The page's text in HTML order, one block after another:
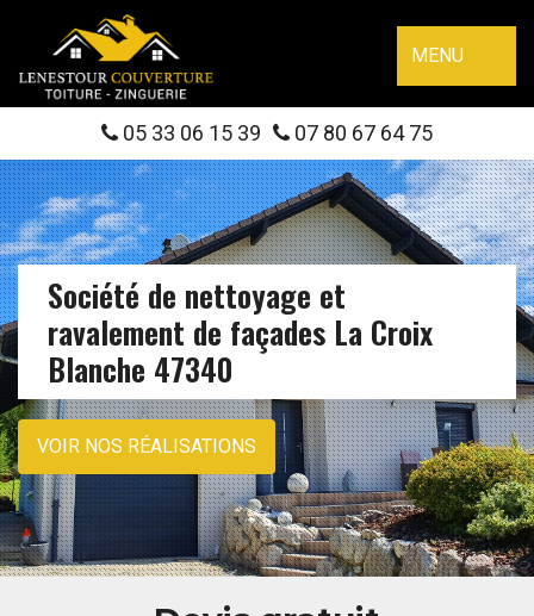
MENU
05 33 06 15 39 07 80 67 64 75
Société de nettoyage et
ravalement de façades La Croix
Blanche 47340
VOIR NOS RÉALISATIONS